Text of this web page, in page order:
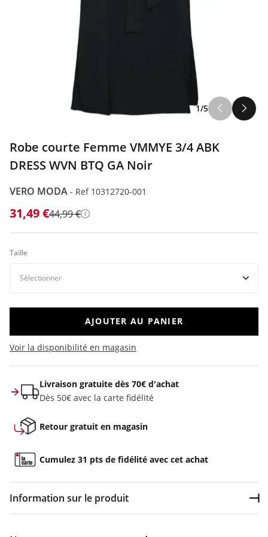
1/5
Robe courte Femme VMMYE 3/4 ABK
DRESS WVN BTQ GA Noir
VERO MODA - Ref 10312720-001
31,49 €44,99 € Détails
Taille
AJOUTER AU PANIER
Voir la disponibilité en magasin
Livraison gratuite dès 70€ d'achat
Dès 50€ avec la carte fidélité
Retour gratuit en magasin
Cumulez 31 pts de fidélité avec cet achat
Information sur le produit